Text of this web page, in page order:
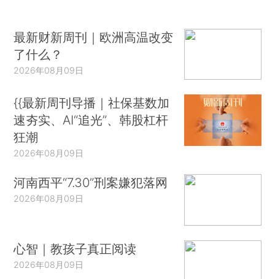
最新财新周刊｜欧洲高温改变
了什么？
2026年08月09日
{{最新周刊导播｜社保基数加
速夯实、AI“追光”、韩股杠杆
狂潮
2026年08月09日
河南西平“7.30”刑案嫌犯落网
2026年08月09日
心智｜教孩子真正阅读
2026年08月09日